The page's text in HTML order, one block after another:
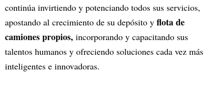
continúa invirtiendo y potenciando todos sus servicios,
apostando al crecimiento de su depósito y flota de
camiones propios, incorporando y capacitando sus
talentos humanos y ofreciendo soluciones cada vez más
inteligentes e innovadoras.